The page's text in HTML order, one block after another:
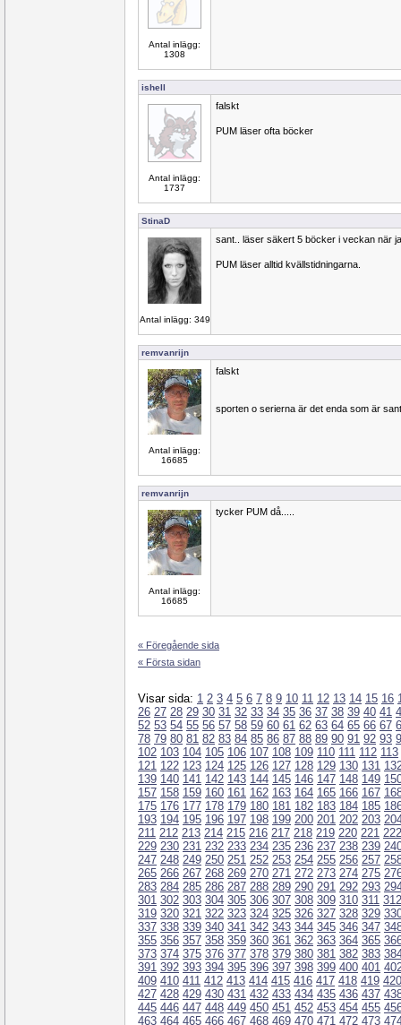
Antal inlägg:
1308
ishell
Antal inlägg:
1737
falskt
PUM läser ofta böcker
StinaD
Antal inlägg: 349
sant.. läser säkert 5 böcker i veckan när
PUM läser alltid kvällstidningarna.
remvanrijn
Antal inlägg:
16685
falskt
sporten o serierna är det enda som är
remvanrijn
Antal inlägg:
16685
tycker PUM då.....
« Föregående sida
« Första sidan
Visar sida: 1 2 3 4 5 6 7 8 9 10 11 12 13 14 15 16
26 27 28 29 30 31 32 33 34 35 36 37 38 39 40 41
52 53 54 55 56 57 58 59 60 61 62 63 64 65 66 67
78 79 80 81 82 83 84 85 86 87 88 89 90 91 92 93
102 103 104 105 106 107 108 109 110 111 112 113
121 122 123 124 125 126 127 128 129 130 131
139 140 141 142 143 144 145 146 147 148 149
157 158 159 160 161 162 163 164 165 166 167
175 176 177 178 179 180 181 182 183 184 185
193 194 195 196 197 198 199 200 201 202 203
211 212 213 214 215 216 217 218 219 220 221 222
229 230 231 232 233 234 235 236 237 238 239
247 248 249 250 251 252 253 254 255 256 257
265 266 267 268 269 270 271 272 273 274 275
283 284 285 286 287 288 289 290 291 292 293
301 302 303 304 305 306 307 308 309 310 311 312
319 320 321 322 323 324 325 326 327 328 329
337 338 339 340 341 342 343 344 345 346 347
355 356 357 358 359 360 361 362 363 364 365
373 374 375 376 377 378 379 380 381 382 383
391 392 393 394 395 396 397 398 399 400 401
409 410 411 412 413 414 415 416 417 418 419 420
427 428 429 430 431 432 433 434 435 436 437
445 446 447 448 449 450 451 452 453 454 455
463 464 465 466 467 468 469 470 471 472 473